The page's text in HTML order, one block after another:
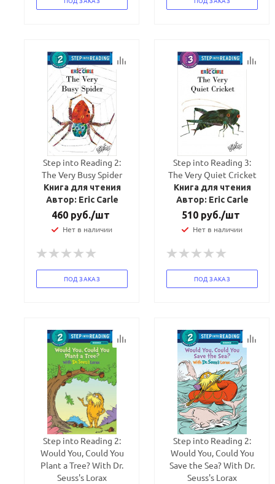
Step into Reading 2:
The Very Busy Spider
Книга для чтения
Автор: Eric Carle
460 руб./шт
Нет в наличии
ПОД ЗАКАЗ
Step into Reading 3:
The Very Quiet Cricket
Книга для чтения
Автор: Eric Carle
510 руб./шт
Нет в наличии
ПОД ЗАКАЗ
Step into Reading 2:
Would You, Could You
Plant a Tree? With Dr.
Seuss's Lorax
Step into Reading 2:
Would You, Could You
Save the Sea? With Dr.
Seuss's Lorax
Ваш E-mail:
политикой
конфидициальности
Ваш E-mail:
политикой
конфидициальности